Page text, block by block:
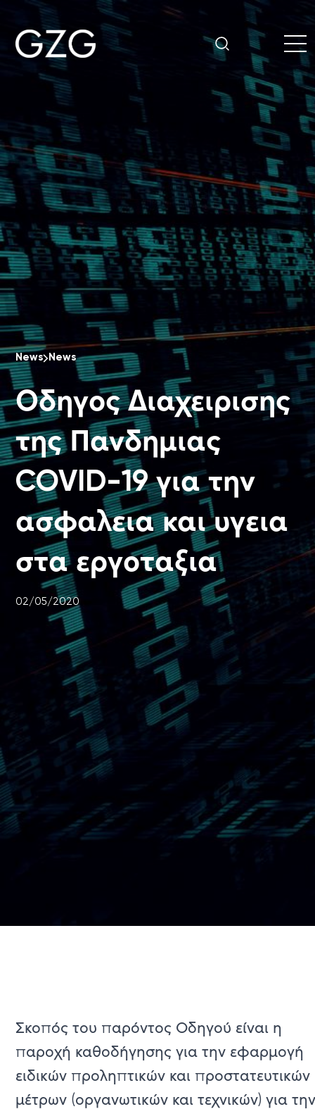
News News
Οδηγος Διαχειρισης
της Πανδημιας
COVID-19 για την
ασφαλεια και υγεια
στα εργοταξια
02/05/2020
Σκοπός του παρόντος Οδηγού είναι η
παροχή καθοδήγησης για την εφαρμογή
ειδικών προληπτικών και προστατευτικών
μέτρων (οργανωτικών και τεχνικών) για